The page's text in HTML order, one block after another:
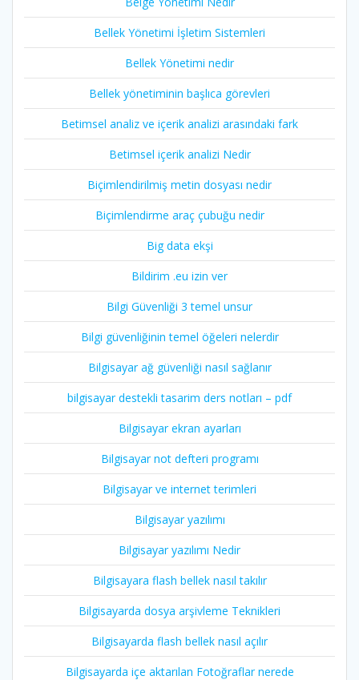
Bellek Yönetimi İşletim Sistemleri
Bellek Yönetimi nedir
Bellek yönetiminin başlıca görevleri
Betimsel analiz ve içerik analizi arasındaki fark
Betimsel içerik analizi Nedir
Biçimlendirilmiş metin dosyası nedir
Biçimlendirme araç çubuğu nedir
Big data ekşi
Bildirim .eu izin ver
Bilgi Güvenliği 3 temel unsur
Bilgi güvenliğinin temel öğeleri nelerdir
Bilgisayar ağ güvenliği nasıl sağlanır
bilgisayar destekli tasarim ders notları – pdf
Bilgisayar ekran ayarları
Bilgisayar not defteri programı
Bilgisayar ve internet terimleri
Bilgisayar yazılımı
Bilgisayar yazılımı Nedir
Bilgisayara flash bellek nasıl takılır
Bilgisayarda dosya arşivleme Teknikleri
Bilgisayarda flash bellek nasıl açılır
Bilgisayarda içe aktarılan Fotoğraflar nerede